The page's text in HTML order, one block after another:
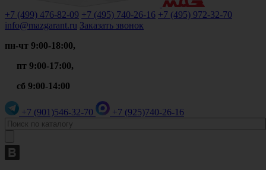
+7 (499) 476-82-09 +7 (495) 740-26-16 +7 (495) 972-32-70
info@mazgarant.ru Заказать звонок
пн-чт 9:00-18:00,
пт 9:00-17:00,
сб 9:00-14:00
+7 (901)546-32-70 +7 (925)740-26-16